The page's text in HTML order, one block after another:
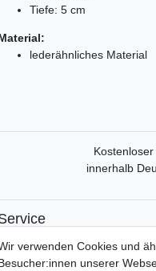
Tiefe: 5 cm
lederähnliches Material
Kostenloser
innerhalb
Konto
& Retoure
verwenden Cookies und
unserer